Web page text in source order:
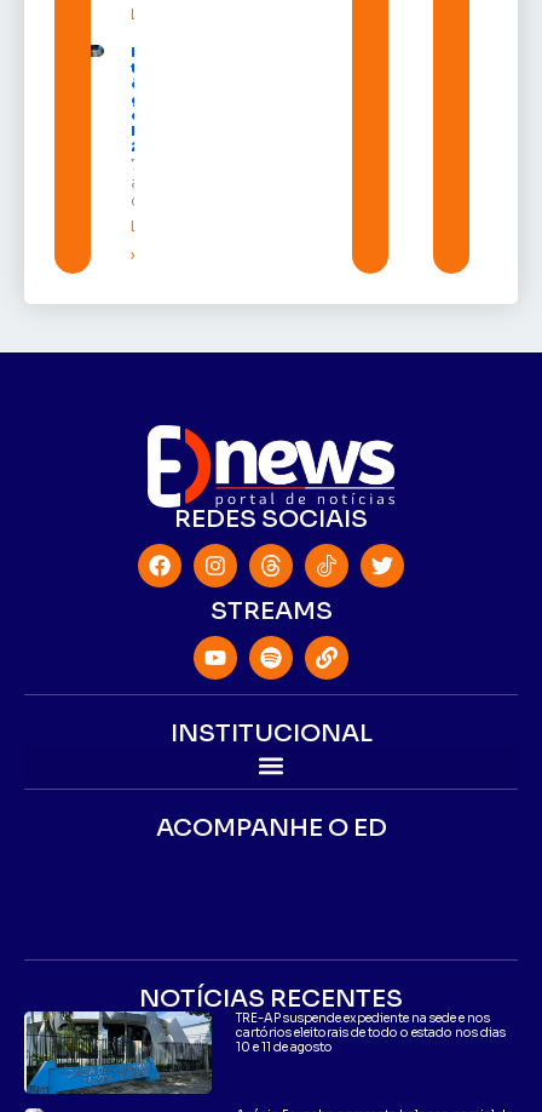
Leia mais »
Macapá
terá
ônibus
gratuitos
durante a
Expofeira
2026
7 de
agosto
de 2026
Leia mais
»
REDES SOCIAIS
STREAMS
INSTITUCIONAL
ACOMPANHE O ED
NOTÍCIAS RECENTES
TRE-AP suspende expediente na sede e nos
cartórios eleitorais de todo o estado nos dias
10 e 11 de agosto